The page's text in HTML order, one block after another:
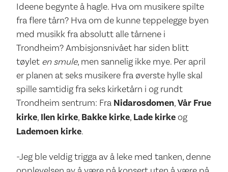
Ideene begynte å hagle. Hva om musikere spilte
fra flere tårn? Hva om de kunne teppelegge byen
med musikk fra absolutt alle tårnene i
Trondheim? Ambisjonsnivået har siden blitt
tøylet en smule, men sannelig ikke mye. Per april
er planen at seks musikere fra øverste hylle skal
spille samtidig fra seks kirketårn i og rundt
Trondheim sentrum: Fra Nidarosdomen,Vår Frue
kirke, Ilen kirke, Bakke kirke, Lade kirke og
Lademoen kirke.
-Jeg ble veldig trigga av å leke med tanken, denne